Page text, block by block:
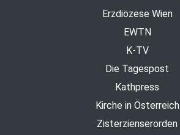
Erzdiözese Wien
EWTN
K-TV
Die Tagespost
Kathpress
Kirche in Österreich
Zisterzienserorden